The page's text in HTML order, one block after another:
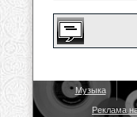
Музыка
Реклама